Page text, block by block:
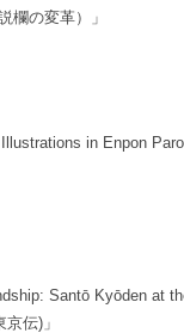
欄の変革）」
in Enpon
Santō Kyōden at
伝)」